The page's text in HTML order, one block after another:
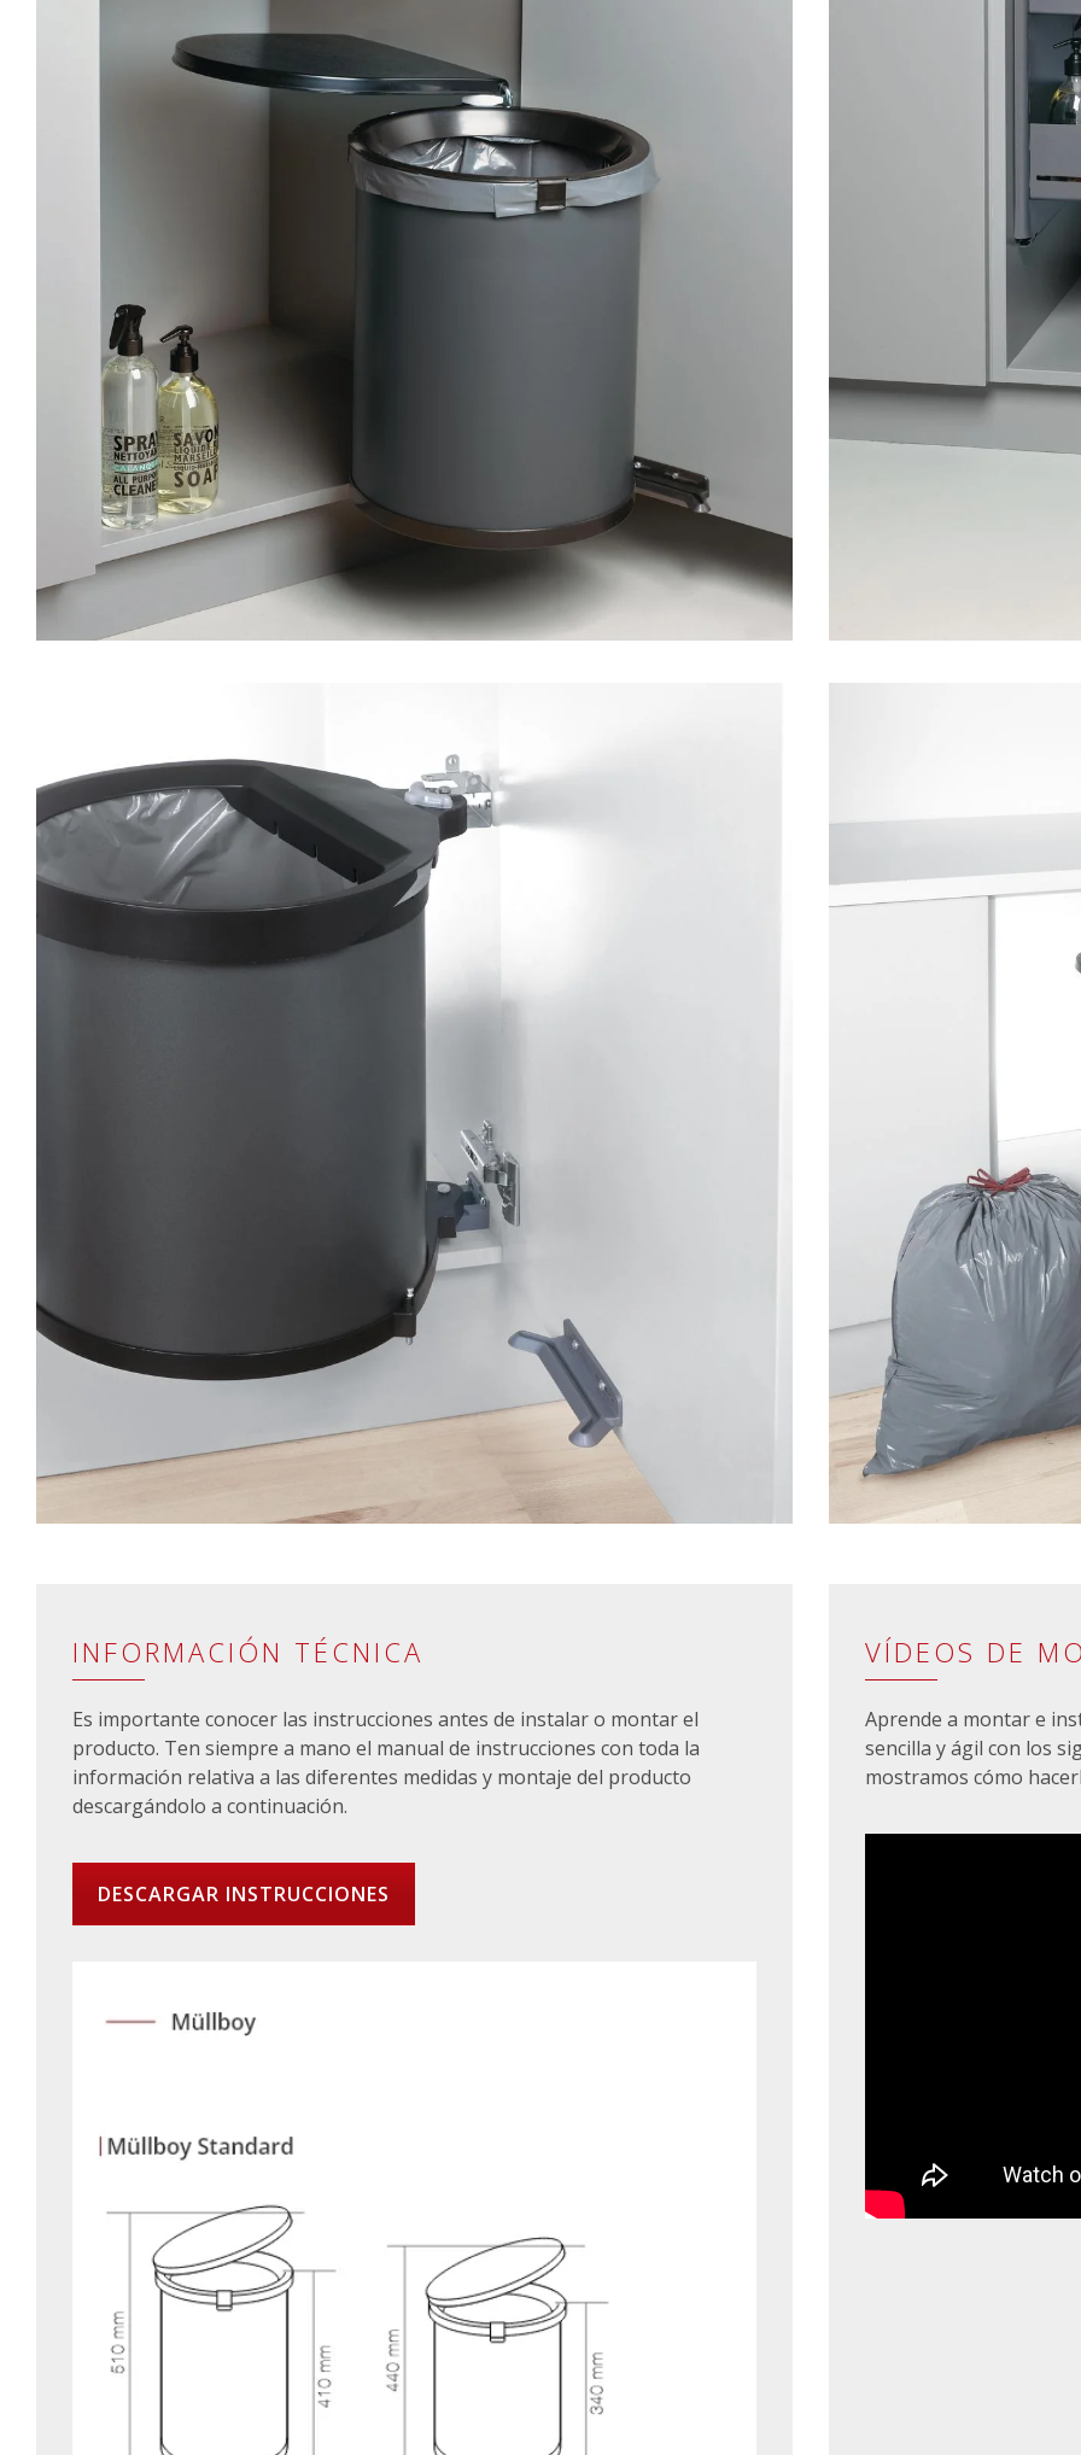
INFORMACIÓN TÉCNICA
Es importante conocer las instrucciones antes de instalar o montar el
producto. Ten siempre a mano el manual de instrucciones con toda la
información relativa a las diferentes medidas y montaje del producto
descargándolo a continuación.
DESCARGAR INSTRUCCIONES
VÍDEOS DE
Aprende a montar e
sencilla y ágil con los
mostramos cómo